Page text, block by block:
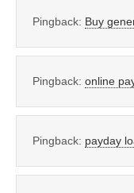
Pingback: Buy
Pingback: online
Pingback: payday